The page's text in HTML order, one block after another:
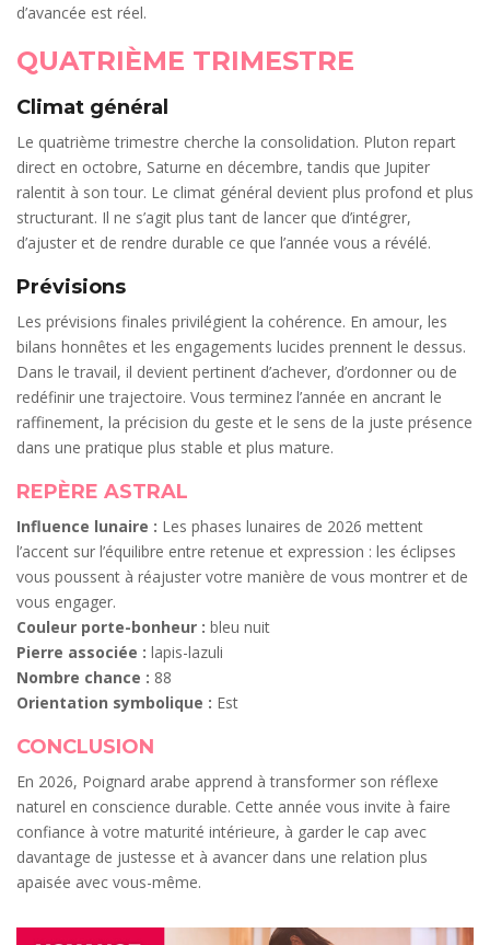
d’avancée est réel.
QUATRIÈME TRIMESTRE
Climat général
Le quatrième trimestre cherche la consolidation. Pluton repart
direct en octobre, Saturne en décembre, tandis que Jupiter
ralentit à son tour. Le climat général devient plus profond et plus
structurant. Il ne s’agit plus tant de lancer que d’intégrer,
d’ajuster et de rendre durable ce que l’année vous a révélé.
Prévisions
Les prévisions finales privilégient la cohérence. En amour, les
bilans honnêtes et les engagements lucides prennent le dessus.
Dans le travail, il devient pertinent d’achever, d’ordonner ou de
redéfinir une trajectoire. Vous terminez l’année en ancrant le
raffinement, la précision du geste et le sens de la juste présence
dans une pratique plus stable et plus mature.
REPÈRE ASTRAL
Influence lunaire : Les phases lunaires de 2026 mettent
l’accent sur l’équilibre entre retenue et expression : les éclipses
vous poussent à réajuster votre manière de vous montrer et de
vous engager.
Couleur porte-bonheur : bleu nuit
Pierre associée : lapis-lazuli
Nombre chance : 88
Orientation symbolique : Est
CONCLUSION
En 2026, Poignard arabe apprend à transformer son réflexe
naturel en conscience durable. Cette année vous invite à faire
confiance à votre maturité intérieure, à garder le cap avec
davantage de justesse et à avancer dans une relation plus
apaisée avec vous-même.